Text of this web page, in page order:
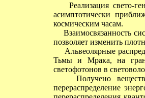
Реализация свето-
асимптотически
космическим часам.
Взаимосвязанность
позволяет изменить
Альвеолярные
Тьмы и Мрака, на
светофотонов в
Получено вещество
перераспределение